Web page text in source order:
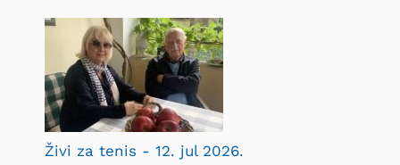
Živi za tenis - 12. jul 2026.